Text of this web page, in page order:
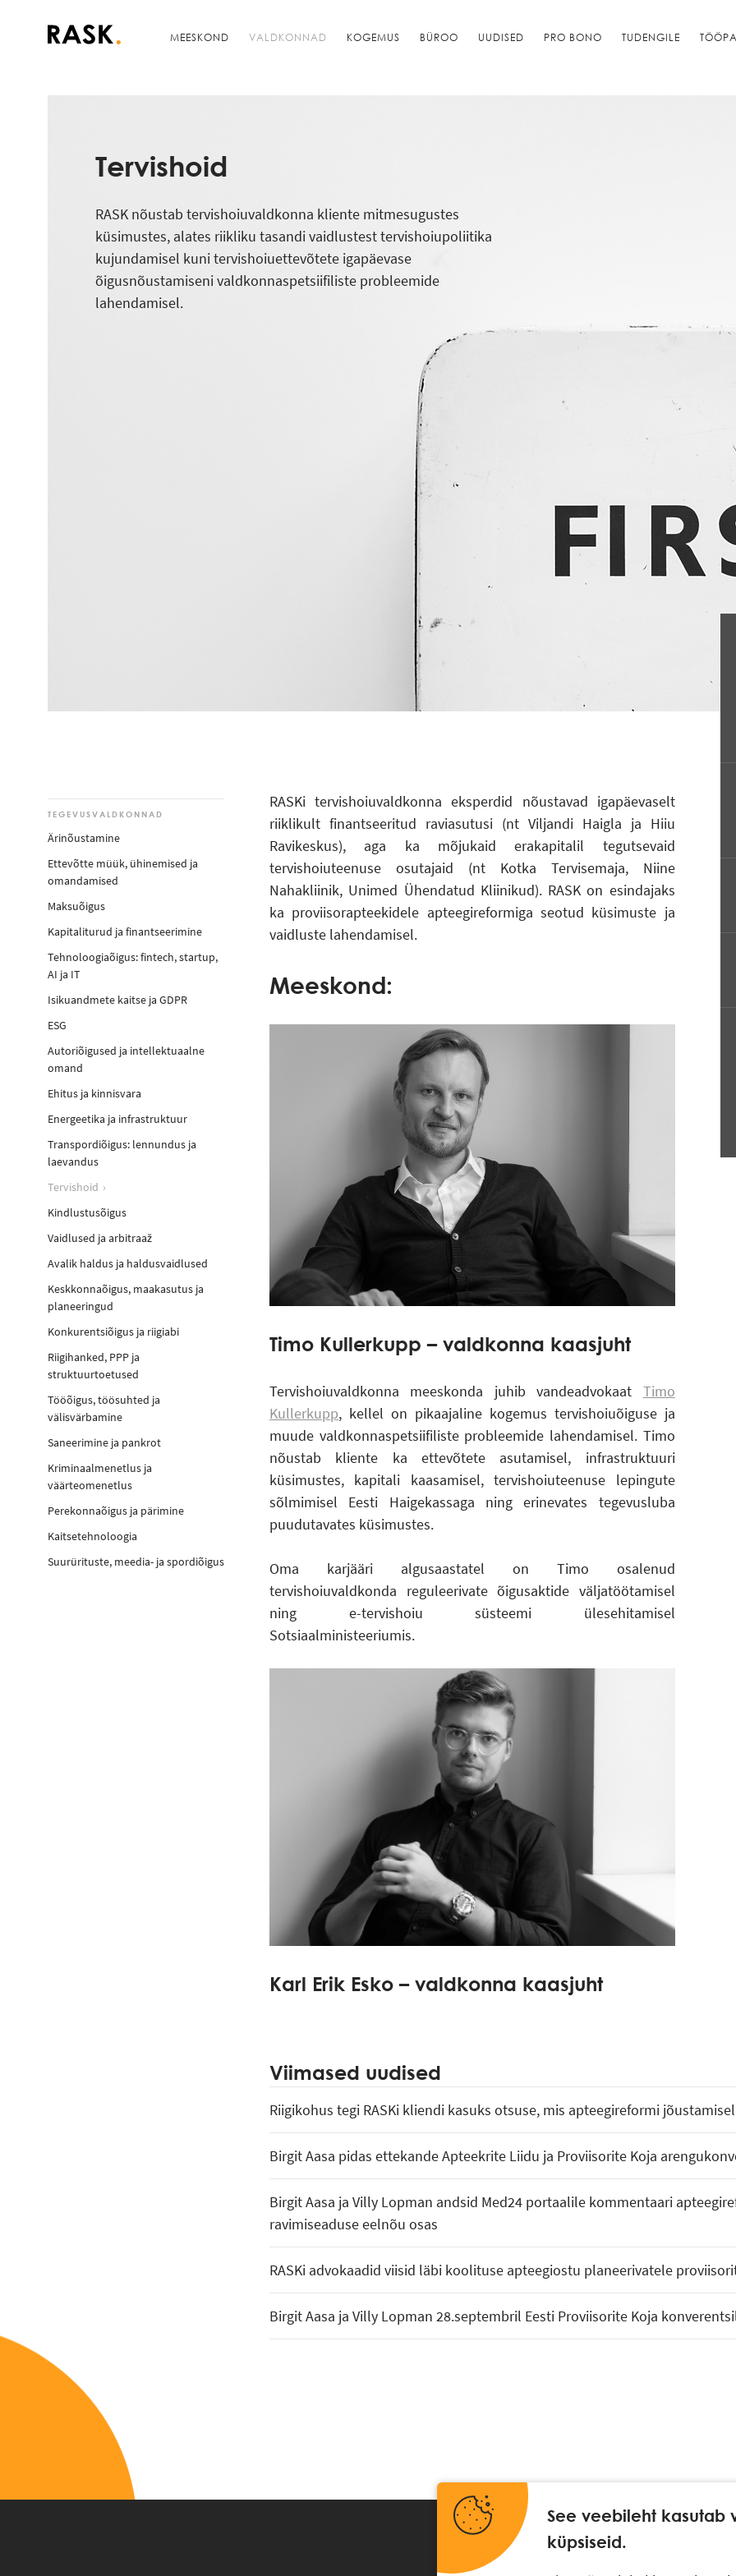
MEESKOND VALDKONNAD KOGEMUS BÜROO UUDISED PRO BONO TUDENGILE
Tervishoid
RASK nõustab tervishoiuvaldkonna kliente mitmesugustes
küsimustes, alates riikliku tasandi vaidlustest tervishoiupoliitika
kujundamisel kuni tervishoiuettevõtete igapäevase
õigusnõustamiseni valdkonnaspetsiifiliste probleemide
lahendamisel.
TEGEVUSVALDKONNAD
Ärinõustamine
Ettevõtte müük, ühinemised ja
omandamised
Maksuõigus
Kapitaliturud ja finantseerimine
Tehnoloogiaõigus: fintech, startup,
AI ja IT
Isikuandmete kaitse ja GDPR
ESG
Autoriõigused ja intellektuaalne
omand
Ehitus ja kinnisvara
Energeetika ja infrastruktuur
Transpordiõigus: lennundus ja
laevandus
Tervishoid
Kindlustusõigus
Vaidlused ja arbitraaž
Avalik haldus ja haldusvaidlused
Keskkonnaõigus, maakasutus ja
planeeringud
Konkurentsiõigus ja riigiabi
Riigihanked, PPP ja
struktuurtoetused
Tööõigus, töösuhted ja
välisvärbamine
Saneerimine ja pankrot
Kriminaalmenetlus ja
väärteomenetlus
Perekonnaõigus ja pärimine
Kaitsetehnoloogia
Suurürituste, meedia- ja spordiõigus
RASKi tervishoiuvaldkonna eksperdid nõustavad igapäevaselt
riiklikult finantseeritud raviasutusi (nt Viljandi Haigla ja Hiiu
Ravikeskus), aga ka mõjukaid erakapitalil tegutsevaid
tervishoiuteenuse osutajaid (nt Kotka Tervisemaja, Niine
Nahakliinik, Unimed Ühendatud Kliinikud). RASK on esindajaks
ka proviisorapteekidele apteegireformiga seotud küsimuste ja
vaidluste lahendamisel.
Meeskond:
Timo Kullerkupp – valdkonna kaasjuht
Tervishoiuvaldkonna meeskonda juhib vandeadvokaat Timo
Kullerkupp, kellel on pikaajaline kogemus tervishoiuõiguse ja
muude valdkonnaspetsiifiliste probleemide lahendamisel. Timo
nõustab kliente ka ettevõtete asutamisel, infrastruktuuri
küsimustes, kapitali kaasamisel, tervishoiuteenuse lepingute
sõlmimisel Eesti Haigekassaga ning erinevates tegevusluba
puudutavates küsimustes.
Oma karjääri algusaastatel on Timo osalenud
tervishoiuvaldkonda reguleerivate õigusaktide väljatöötamisel
ning e-tervishoiu süsteemi ülesehitamisel
Sotsiaalministeeriumis.
Karl Erik Esko – valdkonna kaasjuht
Viimased uudised
Riigikohus tegi RASKi kliendi kasuks otsuse, mis apteegireformi
Birgit Aasa pidas ettekande Apteekrite Liidu ja Proviisorite Koja
Birgit Aasa ja Villy Lopman andsid Med24 portaalile kommentaari
ravimiseaduse eelnõu osas
RASKi advokaadid viisid läbi koolituse apteegiostu planeerivatele
Birgit Aasa ja Villy Lopman 28.septembril Eesti Proviisorite Koja
See veebileht kasutab
küpsiseid.